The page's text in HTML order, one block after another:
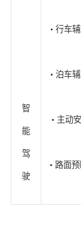
智
能
驾
驶
• 行车
• 泊车
• 主动
• 路面